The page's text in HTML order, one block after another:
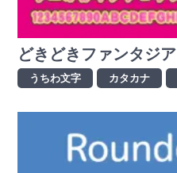
どきどきファンタジア
うちわ文字 カタカナ